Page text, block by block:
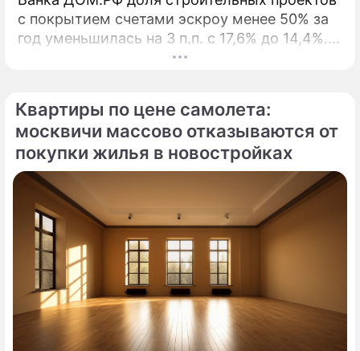
с покрытием счетами эскроу менее 50% за
год уменьшилась на 3 п.п. с 17,6% до 14,4%. В
начале 2026 года Банк ДОМ.
Квартиры по цене самолета:
москвичи массово отказываются от
покупки жилья в новостройках